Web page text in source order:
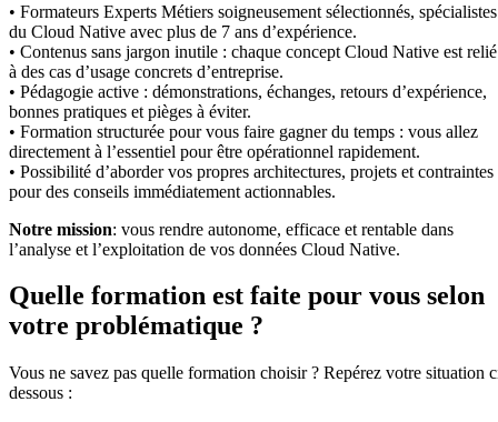
• Formateurs Experts Métiers soigneusement sélectionnés, spécialistes
du Cloud Native avec plus de 7 ans d’expérience.
• Contenus sans jargon inutile : chaque concept Cloud Native est relié
à des cas d’usage concrets d’entreprise.
• Pédagogie active : démonstrations, échanges, retours d’expérience,
bonnes pratiques et pièges à éviter.
• Formation structurée pour vous faire gagner du temps : vous allez
directement à l’essentiel pour être opérationnel rapidement.
• Possibilité d’aborder vos propres architectures, projets et contraintes
pour des conseils immédiatement actionnables.
Notre mission: vous rendre autonome, efficace et rentable dans
l’analyse et l’exploitation de vos données Cloud Native.
Quelle formation est faite pour vous selon
votre problématique ?
Vous ne savez pas quelle formation choisir ? Repérez votre situation
dessous :